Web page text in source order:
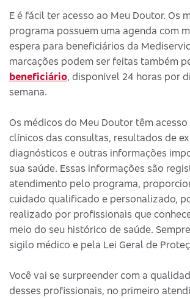
E é fácil ter acesso ao Meu Doutor. Os
programa possuem uma agenda com
espera para beneficiários da
marcações podem ser feitas também
beneficiário, disponível 24 horas por
semana.
Os médicos do Meu Doutor têm
clínicos das consultas, resultados de
diagnósticos e outras informações
sua saúde. Essas informações são
atendimento pelo programa,
cuidado qualificado e personalizado,
realizado por profissionais que
meio do seu histórico de saúde.
sigilo médico e pela Lei Geral de
Você vai se surpreender com a
desses profissionais, no primeiro